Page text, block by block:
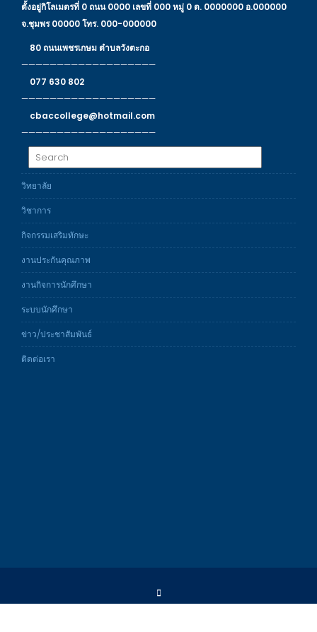
ตั้งอยู่กิโลเมตรที่ 0 ถนน 0000 เลขที่ 000 หมู่ 0 ต. 0000000 อ.000000
จ.ชุมพร 00000 โทร. 000-000000
80 ถนนเพชรเกษม ตำบลวังตะกอ
———————————————————
077 630 802
———————————————————
cbaccollege@hotmail.com
———————————————————
วิทยาลัย
วิชาการ
กิจกรรมเสริมทักษะ
งานประกันคุณภาพ
งานกิจการนักศึกษา
ระบบนักศึกษา
ข่าว/ประชาสัมพันธ์
ติดต่อเรา